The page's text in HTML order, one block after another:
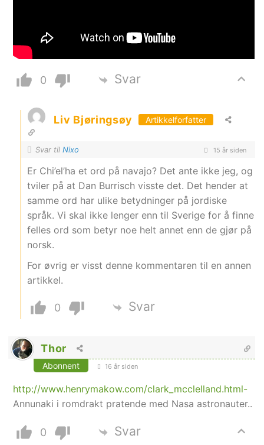
0 Svar
Liv Bjøringsøy Artikkelforfatter
Svar tilNixo 15 år siden
Er Chi’el’ha et ord på navajo? Det ante ikke jeg, og
tviler på at Dan Burrisch visste det. Det hender at
samme ord har ulike betydninger på jordiske
språk. Vi skal ikke lenger enn til Sverige for å finne
felles ord som betyr noe helt annet enn de gjør på
norsk.
For øvrig er visst denne kommentaren til en annen
artikkel.
0 Svar
Thor
Abonnent 16 år siden
http://www.henrymakow.com/clark_mcclelland.html-
Annunaki i romdrakt pratende med Nasa astronauter..
0 Svar